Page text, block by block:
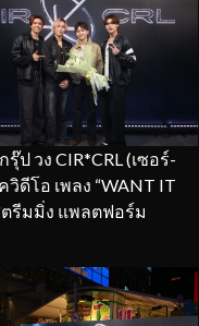
วง CIR*CRL (เซอร์-
ดีโอ เพลง “WANT IT
ตรีมมิ่ง แพลตฟอร์ม